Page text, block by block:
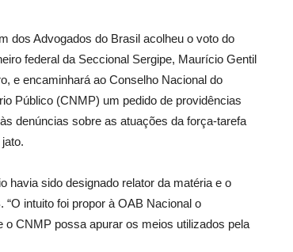
dos Advogados do Brasil acolheu o voto do
federal da Seccional Sergipe, Maurício Gentil
e encaminhará ao Conselho Nacional do
Público (CNMP) um pedido de providências
denúncias sobre as atuações da força-tarefa
havia sido designado relator da matéria e o
intuito foi propor à OAB Nacional o
CNMP possa apurar os meios utilizados pela